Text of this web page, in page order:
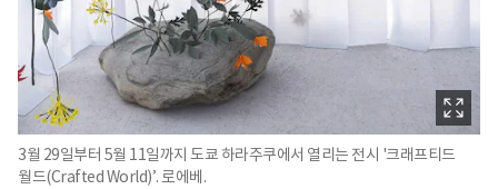
3월 29일부터 5월 11일까지 도쿄 하라주쿠에서 열리는 전시 '크래프티드
월드(Crafted World)’. 로에베.